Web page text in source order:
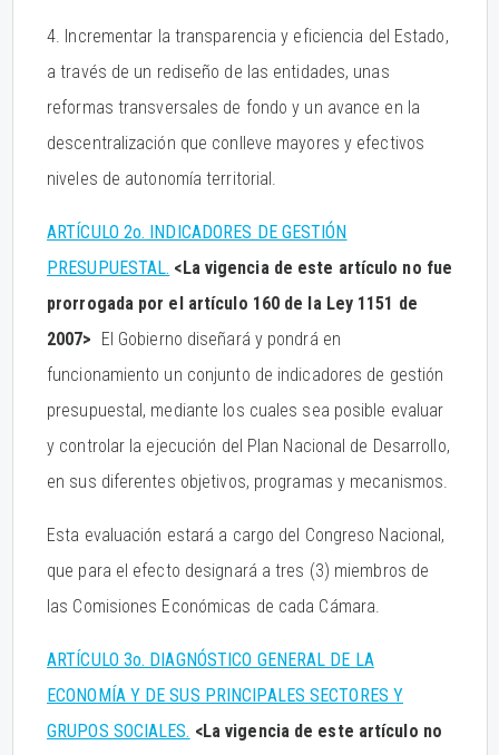
4. Incrementar la transparencia y eficiencia del Estado,
a través de un rediseño de las entidades, unas
reformas transversales de fondo y un avance en la
descentralización que conlleve mayores y efectivos
niveles de autonomía territorial.
ARTÍCULO 2o. INDICADORES DE GESTIÓN
PRESUPUESTAL. <La vigencia de este artículo no fue
prorrogada por el artículo 160 de la Ley 1151 de
2007> El Gobierno diseñará y pondrá en
funcionamiento un conjunto de indicadores de gestión
presupuestal, mediante los cuales sea posible evaluar
y controlar la ejecución del Plan Nacional de Desarrollo,
en sus diferentes objetivos, programas y mecanismos.
Esta evaluación estará a cargo del Congreso Nacional,
que para el efecto designará a tres (3) miembros de
las Comisiones Económicas de cada Cámara.
ARTÍCULO 3o. DIAGNÓSTICO GENERAL DE LA
ECONOMÍA Y DE SUS PRINCIPALES SECTORES Y
GRUPOS SOCIALES. <La vigencia de este artículo no